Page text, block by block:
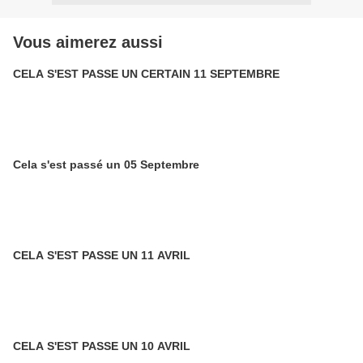
Vous aimerez aussi
CELA S'EST PASSE UN CERTAIN 11 SEPTEMBRE
Cela s'est passé un 05 Septembre
CELA S'EST PASSE UN 11 AVRIL
CELA S'EST PASSE UN 10 AVRIL